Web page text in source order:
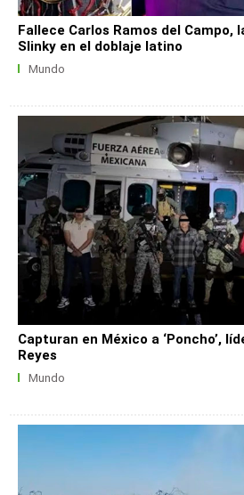
Fallece Carlos Ramos del Campo,
Slinky en el doblaje latino
Mundo
Capturan en México a ‘Poncho’,
Reyes
Mundo